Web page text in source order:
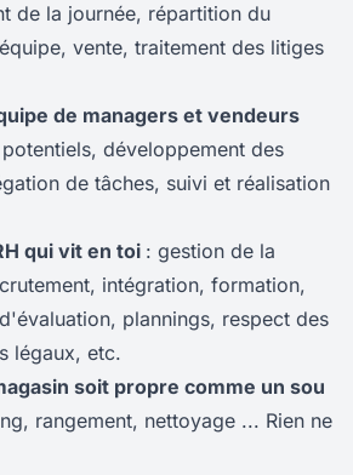
de la journée, répartition du
vente, traitement des litiges
de managers et vendeurs
développement des
de tâches, suivi et réalisation
qui vit en toi : gestion de la
intégration, formation,
plannings, respect des
légaux, etc.
soit propre comme un sou
rangement, nettoyage ... Rien ne